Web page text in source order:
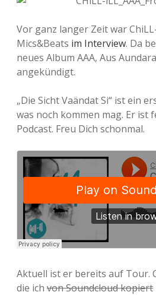
Vor ganz langer Zeit war
Mics&Beats im Interview. Da
neues Album AAA, Aus
angekündigt.
„Die Sicht Vaändat Si“ ist ein
was noch kommen mag. Er ist
Podcast. Freu Dich schonmal.
Aktuell ist er bereits auf Tour.
die ich von Soundcloud kopiert